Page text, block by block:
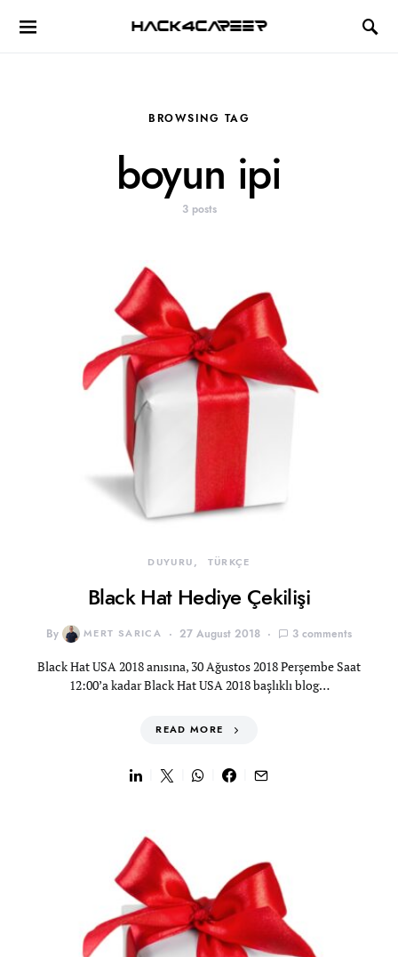
Hack4Career
BROWSING TAG
boyun ipi
3 posts
DUYURU TÜRKÇE
Black Hat Hediye Çekilişi
By MERT SARICA 27 August 2018 3 comments
Black Hat USA 2018 anısına, 30 Ağustos 2018 Perşembe Saat
12:00’a kadar Black Hat USA 2018 başlıklı blog…
READ MORE